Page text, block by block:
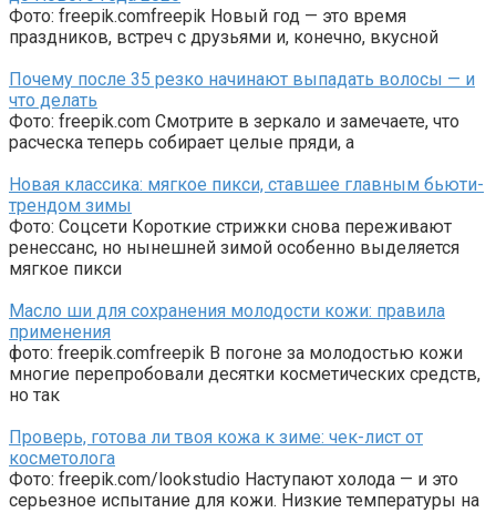
Фото: freepik.comfreepik Новый год — это время
праздников, встреч с друзьями и, конечно, вкусной
Почему после 35 резко начинают выпадать волосы — и
что делать
Фото: freepik.com Смотрите в зеркало и замечаете, что
расческа теперь собирает целые пряди, а
Новая классика: мягкое пикси, ставшее главным бьюти-
трендом зимы
Фото: Соцсети Короткие стрижки снова переживают
ренессанс, но нынешней зимой особенно выделяется
мягкое пикси
Масло ши для сохранения молодости кожи: правила
применения
фото: freepik.comfreepik В погоне за молодостью кожи
многие перепробовали десятки косметических средств,
но так
Проверь, готова ли твоя кожа к зиме: чек-лист от
косметолога
Фото: freepik.com/lookstudio Наступают холода — и это
серьезное испытание для кожи. Низкие температуры на